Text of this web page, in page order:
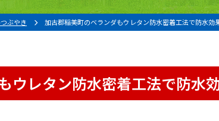
ぶやき 加古郡稲美町のベランダもウレタン防水密着工法で防水効
ウレタン防水密着工法で防水